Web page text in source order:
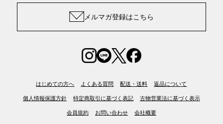
メルマガ登録はこちら
はじめての方へ よくある質問 配送・送料 返品について
個人情報保護方針 特定商取引に基づく表記 古物営業法に基づく表示
会員規約 お問い合わせ 会社概要